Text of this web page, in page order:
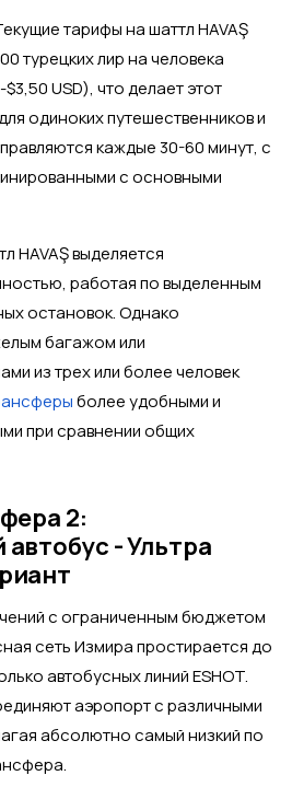
тарифы на шаттл HAVAŞ
турецких лир на человека
USD), что делает этот
одиноких путешественников и
каждые 30-60 минут, с
с основными
HAVAŞ выделяется
работая по выделенным
остановок. Однако
багажом или
из трех или более человек
более удобными и
при сравнении общих
2:
- Ультра
с ограниченным бюджетом
сеть Измира простирается до
автобусных линий ESHOT.
аэропорт с различными
абсолютно самый низкий по